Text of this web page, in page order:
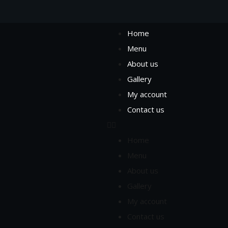
Home
Menu
About us
Gallery
My account
Contact us